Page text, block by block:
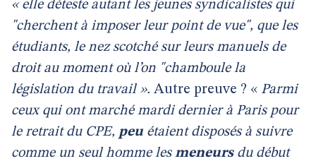
« elle déteste autant les jeunes syndicalistes qui
"cherchent à imposer leur point de vue", que les
étudiants, le nez scotché sur leurs manuels de
droit au moment où l’on "chamboule la
législation du travail ». Autre preuve ? « Parmi
ceux qui ont marché mardi dernier à Paris pour
le retrait du CPE, peu étaient disposés à suivre
comme un seul homme les meneurs du début